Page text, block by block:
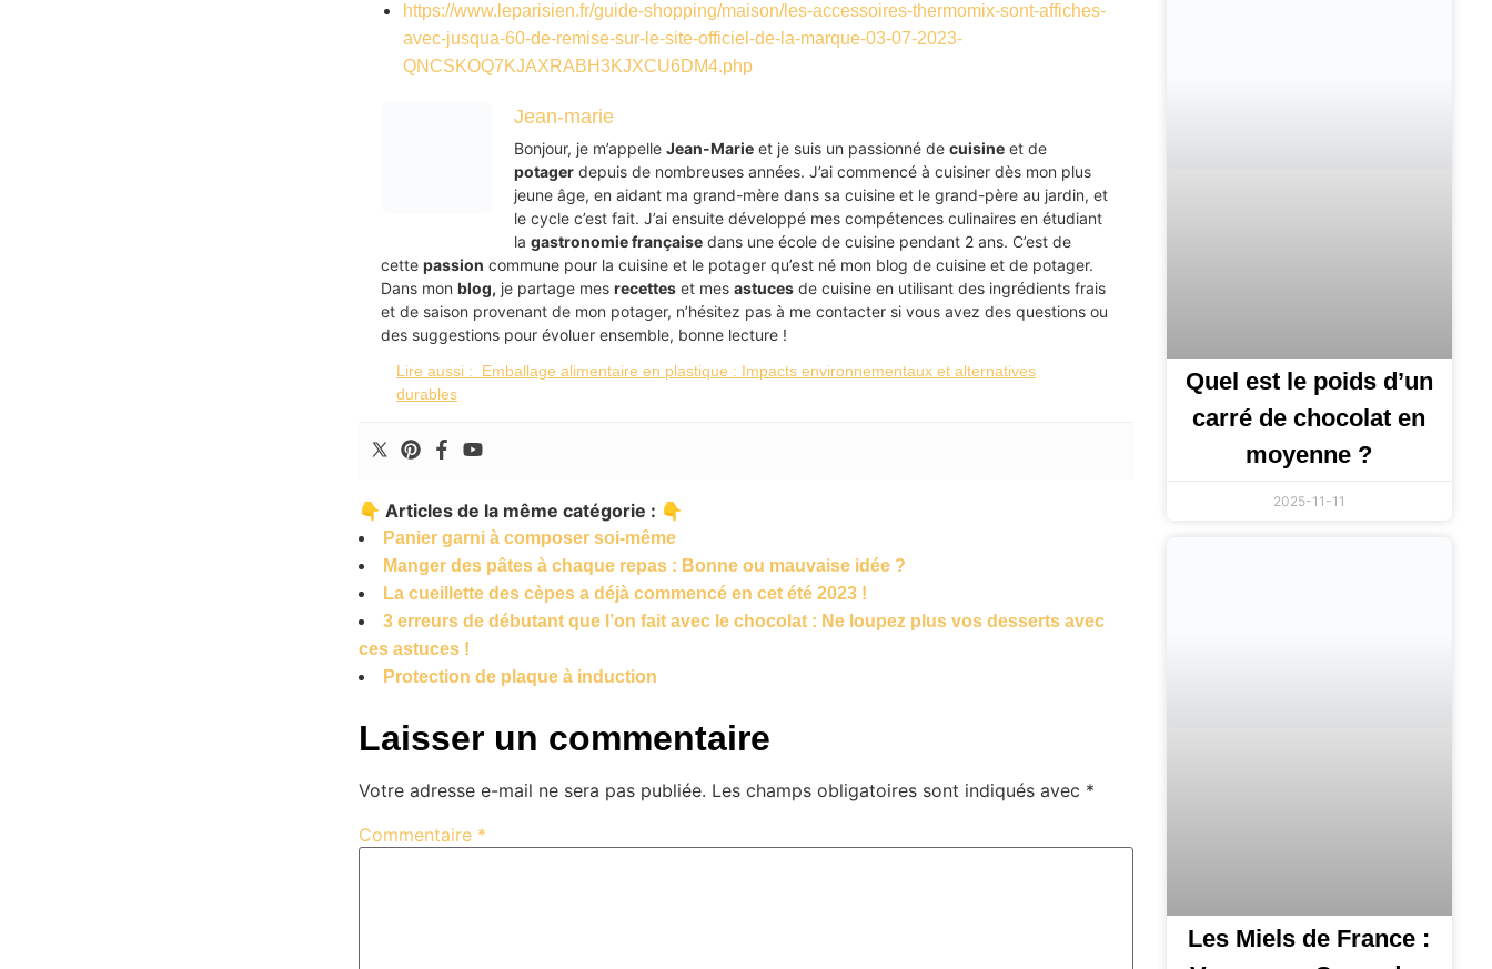
https://www.leparisien.fr/guide-shopping/maison/les-accessoires-thermomix-sont-affiches-
avec-jusqua-60-de-remise-sur-le-site-officiel-de-la-marque-03-07-2023-
QNCSKOQ7KJAXRABH3KJXCU6DM4.php
Jean-marie
Bonjour, je m’appelleJean-Marie et je suis un passionné decuisine et de
potager depuis de nombreuses années. J’ai commencé à cuisiner dès mon plus
jeune âge, en aidant ma grand-mère dans sa cuisine et le grand-père au jardin, et
le cycle c’est fait. J’ai ensuite développé mes compétences culinaires en étudiant
lagastronomie française dans une école de cuisine pendant 2 ans. C’est de
cettepassion commune pour la cuisine et le potager qu’est né mon blog de cuisine et de potager.
Dans monblog, je partage mesrecettes et mesastuces de cuisine en utilisant des ingrédients frais
et de saison provenant de mon potager, n’hésitez pas à me contacter si vous avez des questions ou
des suggestions pour évoluer ensemble, bonne lecture !
Lire aussi :
Emballage alimentaire en plastique : Impacts environnementaux et alternatives
durables
👇 Articles de la même catégorie : 👇
Panier garni à composer soi-même
Manger des pâtes à chaque repas : Bonne ou mauvaise idée ?
La cueillette des cèpes a déjà commencé en cet été 2023 !
3 erreurs de débutant que l’on fait avec le chocolat : Ne loupez plus vos desserts avec
ces astuces !
Protection de plaque à induction
Laisser un commentaire
Votre adresse e-mail ne sera pas publiée. Les champs obligatoires sont indiqués avec *
Commentaire *
Quel est le poids d’un
carré de chocolat en
moyenne ?
2025-11-11
Les Miels de France :